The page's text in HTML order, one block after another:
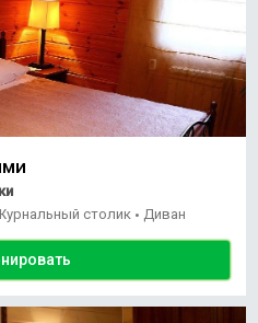
столик • Диван